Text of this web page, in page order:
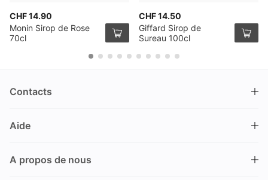
CHF 14.90
Monin Sirop de Rose
70cl
CHF 14.50
Giffard Sirop de
Sureau 100cl
Contacts
Nüschelerstrasse 35
Suisse
Aide
Processus de commande
A propos de nous